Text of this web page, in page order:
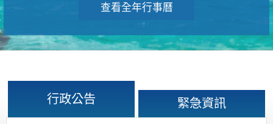
查看全年行事曆
行政公告 緊急資訊